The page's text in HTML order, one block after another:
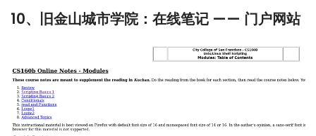
10、旧金山城市学院：在线笔记 —— 门户网站